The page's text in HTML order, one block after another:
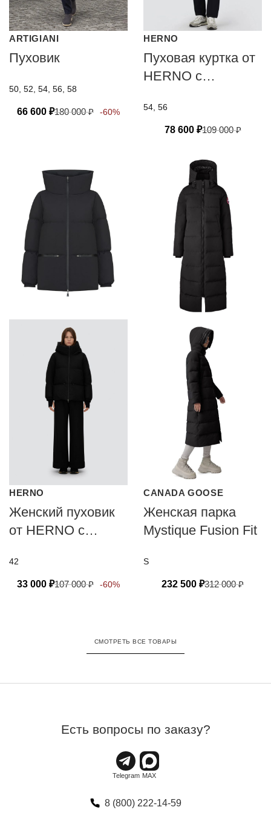
ARTIGIANI
Пуховик
50, 52, 54, 56, 58
66 600 ₽180 000₽ -60%
HERNO
Пуховая куртка от
HERNO с
METEO
54, 56
78 600 ₽109 000₽
HERNO
Женский пуховик
от HERNO с
METEO
42
33 000 ₽107 000₽ -60%
CANADA GOOSE
Женская парка
Mystique Fusion Fit
S
232 500 ₽312 000₽
СМОТРЕТЬ ВСЕ ТОВАРЫ
Есть вопросы по заказу?
8 (800) 222-14-59